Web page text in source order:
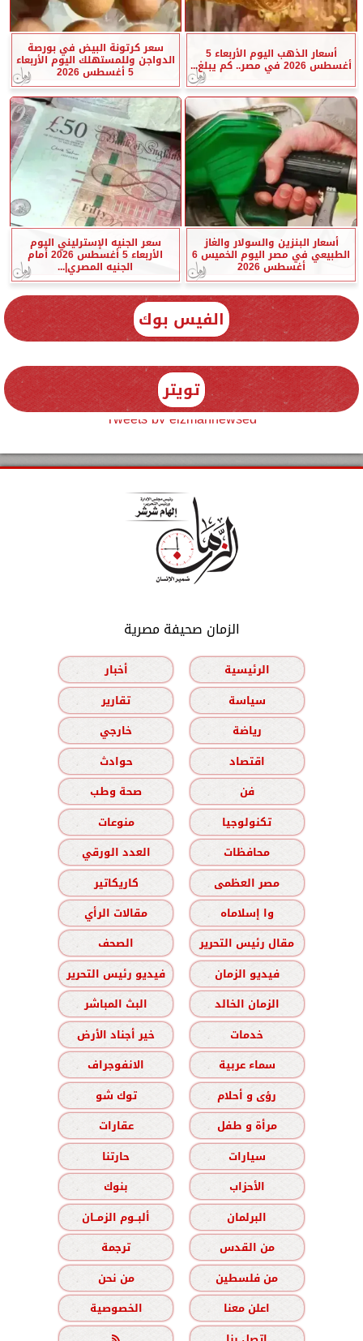
أسعار الذهب اليوم الأربعاء 5
أغسطس 2026 في مصر.. كم يبلغ...
سعر كرتونة البيض في بورصة
الدواجن وللمستهلك اليوم الأربعاء
5 أغسطس 2026
أسعار البنزين والسولار والغاز
الطبيعي في مصر اليوم الخميس 6
أغسطس 2026
سعر الجنيه الإسترليني اليوم
الأربعاء 5 أغسطس 2026 أمام
الجنيه المصري|...
الفيس بوك
تويتر
Tweets by elzmannewseg
الزمان صحيفة مصرية
الرئيسية
أخبار
سياسة
تقارير
رياضة
خارجي
اقتصاد
حوادث
فن
صحة وطب
تكنولوجيا
منوعات
محافظات
العدد الورقي
مصر العظمى
كاريكاتير
وا إسلاماه
مقالات الرأي
مقال رئيس التحرير
الصحف
فيديو الزمان
فيديو رئيس التحرير
الزمان الخالد
البث المباشر
خدمات
خير أجناد الأرض
سماء عربية
الانفوجراف
رؤى و أحلام
توك شو
مرأة و طفل
عقارات
سيارات
حارتنا
الأحزاب
بنوك
البرلمان
ألبــوم الزمــان
من القدس
ترجمة
من فلسطين
من نحن
اعلن معنا
الخصوصية